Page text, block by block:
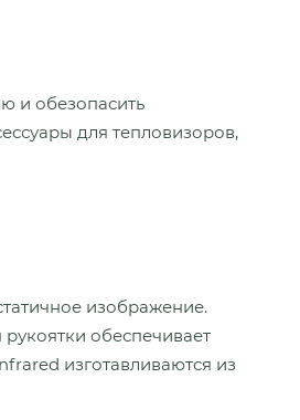
и обезопасить
для тепловизоров,
изображение.
обеспечивает
изготавливаются из